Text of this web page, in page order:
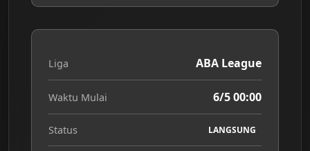
Liga ABA League
Waktu Mulai 6/5 00:00
Status LANGSUNG